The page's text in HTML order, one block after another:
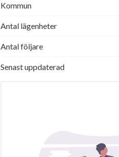
Kommun
Antal lägenheter
Antal följare
Senast uppdaterad